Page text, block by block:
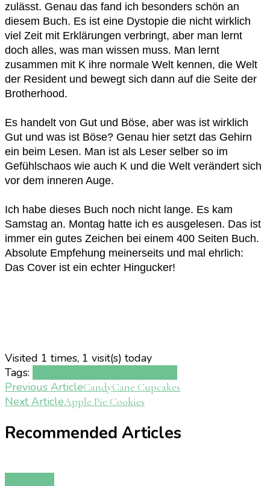
zulässt. Genau das fand ich besonders schön an
diesem Buch. Es ist eine Dystopie die nicht wirklich
viel Zeit mit Erklärungen verbringt, aber man lernt
doch alles, was man wissen muss. Man lernt
zusammen mit K ihre normale Welt kennen, die Welt
der Resident und bewegt sich dann auf die Seite der
Brotherhood.
Es handelt von Gut und Böse, aber was ist wirklich
Gut und was ist Böse? Genau hier setzt das Gehirn
ein beim Lesen. Man ist als Leser selber so im
Gefühlschaos wie auch K und die Welt verändert sich
vor dem inneren Auge.
Ich habe dieses Buch noch nicht lange. Es kam
Samstag an. Montag hatte ich es ausgelesen. Das ist
immer ein gutes Zeichen bei einem 400 Seiten Buch.
Absolute Empfehung meinerseits und mal ehrlich:
Das Cover ist ein echter Hingucker!
Visited 1 times, 1 visit(s) today
Tags:
Post
Navigation
Previous ArticleCandyCane Cupcakes
Next ArticleApple Pie Cookies
Recommended Articles